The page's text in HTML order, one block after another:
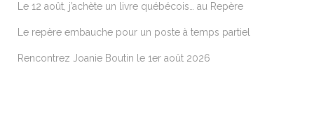
Le 12 août, j’achète un livre québécois… au Repère
Le repère embauche pour un poste à temps partiel
Rencontrez Joanie Boutin le 1er août 2026